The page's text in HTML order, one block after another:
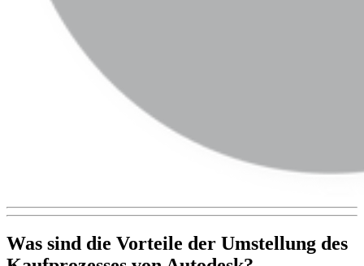
Was sind die Vorteile der Umstellung des